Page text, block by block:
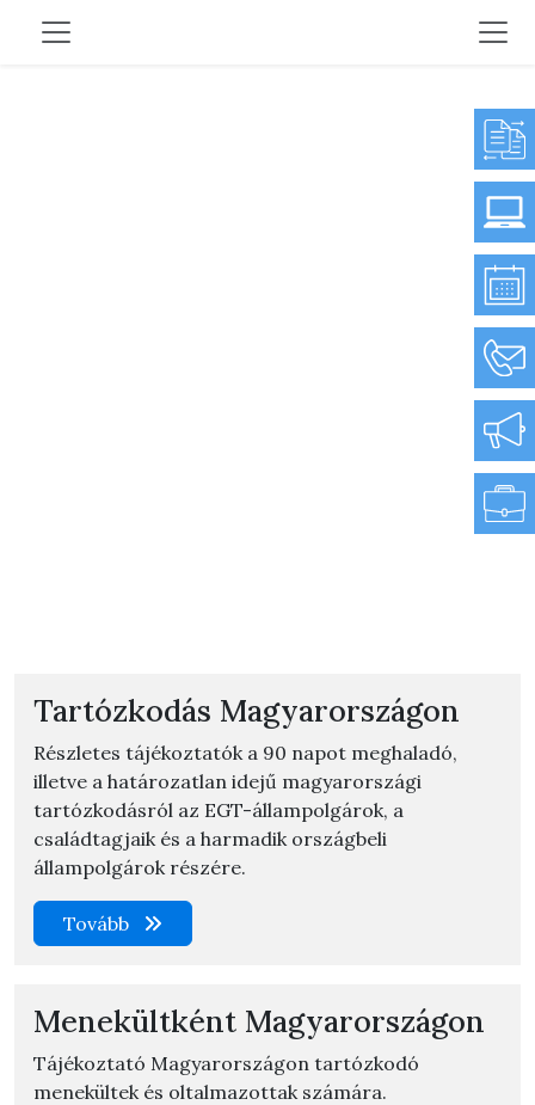
Tartózkodás Magyarországon
Részletes tájékoztatók a 90 napot meghaladó,
illetve a határozatlan idejű magyarországi
tartózkodásról az EGT-állampolgárok, a
családtagjaik és a harmadik országbeli
állampolgárok részére.
Tovább
Menekültként Magyarországon
Tájékoztató Magyarországon tartózkodó
menekültek és oltalmazottak számára.